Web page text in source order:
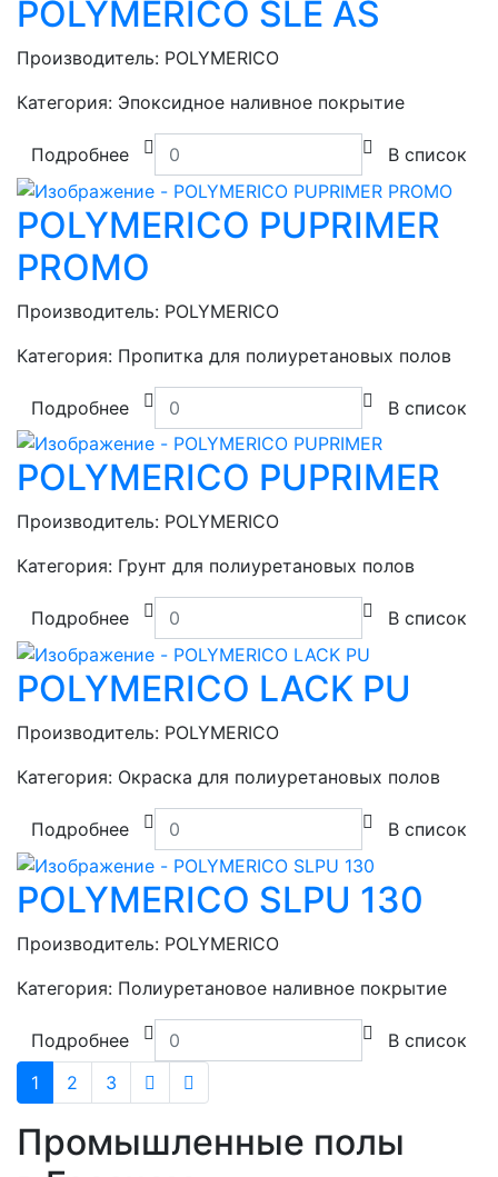
POLYMERICO SLE AS
Производитель: POLYMERICO
Категория: Эпоксидное наливное покрытие
Подробнее В список
POLYMERICO PUPRIMER
PROMO
Производитель: POLYMERICO
Категория: Пропитка для полиуретановых полов
Подробнее В список
POLYMERICO PUPRIMER
Производитель: POLYMERICO
Категория: Грунт для полиуретановых полов
Подробнее В список
POLYMERICO LACK PU
Производитель: POLYMERICO
Категория: Окраска для полиуретановых полов
Подробнее В список
POLYMERICO SLPU 130
Производитель: POLYMERICO
Категория: Полиуретановое наливное покрытие
Подробнее
В список
1
2 3
Промышленные полы